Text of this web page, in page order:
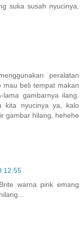
suka susah nyucinya,
peralatan
mau beli tempat makan
gambarnya ilang.
kita nyucinya ya, kalo
gambar hilang, hehehe
12.55
warna pink emang